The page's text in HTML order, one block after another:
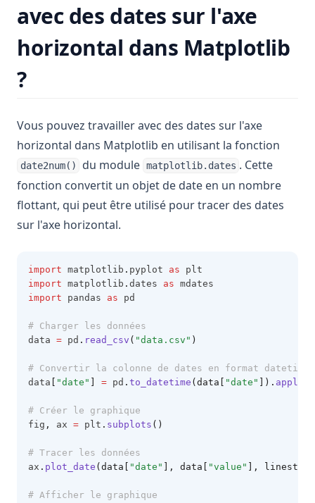
avec des dates sur l'axe
horizontal dans Matplotlib
?
Vous pouvez travailler avec des dates sur l'axe
horizontal dans Matplotlib en utilisant la fonction
date2num() du module matplotlib.dates . Cette
fonction convertit un objet de date en un nombre
flottant, qui peut être utilisé pour tracer des dates
sur l'axe horizontal.
import matplotlib . pyplot as plt
import matplotlib . dates as mdates
import pandas as pd
# Charger les données
data = pd . read_csv ( "data.csv" )
# Convertir la colonne de dates en format datetime
data
"date" = pd . to_datetime (data[ "date" ]). apply
# Créer le graphique
fig , ax = plt . subplots ()
# Tracer les données
ax . plot_date (data[ "date" ], data[ "value" ], linestyle
# Afficher le graphique